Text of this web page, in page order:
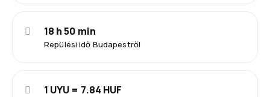
Repülési idő Budapestről
18 h 50 min
1 UYU = 7.84 HUF